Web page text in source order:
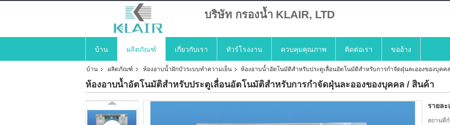
บริษัท กรองน้ำ KLAIR, LTD
บ้าน ผลิตภัณฑ์ เกี่ยวกับเรา ทัวร์โรงงาน ควบคุมคุณภาพ ติดต่อเรา ขออ้าง
บ้าน ผลิตภัณฑ์ ห้องอาบน้ำฝักบัวระบบทำความเย็น ห้องอาบน้ำอัตโนมัติสำหรับประตูเลื่อนอัตโนมัติสำหรับการกำจัดฝุ่นละอองของบุคค
ห้องอาบน้ำอัตโนมัติสำหรับประตูเลื่อนอัตโนมัติสำหรับการกำจัดฝุ่นละอองของบุคคล / สินค้า
รายละ
สถานที่